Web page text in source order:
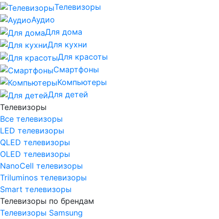
Телевизоры
Аудио
Для дома
Для кухни
Для красоты
Смартфоны
Компьютеры
Для детей
Телевизоры
Все телевизоры
LED телевизоры
QLED телевизоры
OLED телевизоры
NanoCell телевизоры
Triluminos телевизоры
Smart телевизоры
Телевизоры по брендам
Телевизоры Samsung